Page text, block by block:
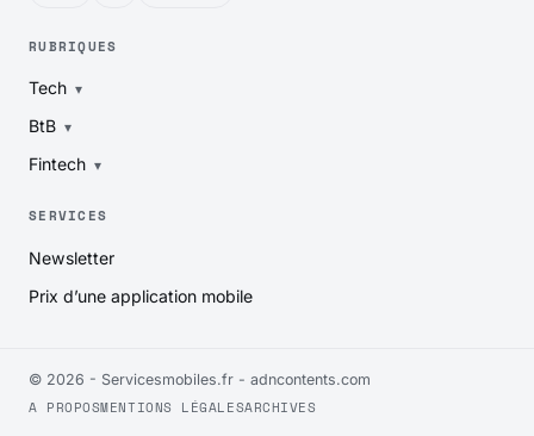
RUBRIQUES
Tech
BtB
Fintech
SERVICES
Newsletter
Prix d’une application mobile
© 2026 - Servicesmobiles.fr - adncontents.com
A PROPOSMENTIONS LÉGALESARCHIVES